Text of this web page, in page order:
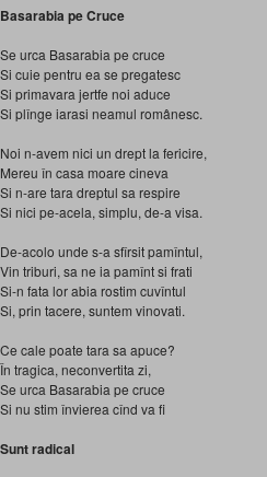
Basarabia pe Cruce
Se urca Basarabia pe cruce
Si cuie pentru ea se pregatesc
Si primavara jertfe noi aduce
Si plînge iarasi neamul românesc.
Noi n-avem nici un drept la fericire,
Mereu în casa moare cineva
Si n-are tara dreptul sa respire
Si nici pe-acela, simplu, de-a visa.
De-acolo unde s-a sfîrsit pamîntul,
Vin triburi, sa ne ia pamînt si frati
Si-n fata lor abia rostim cuvîntul
Si, prin tacere, suntem vinovati.
Ce cale poate tara sa apuce?
În tragica, neconvertita zi,
Se urca Basarabia pe cruce
Si nu stim învierea cînd va fi
Sunt radical